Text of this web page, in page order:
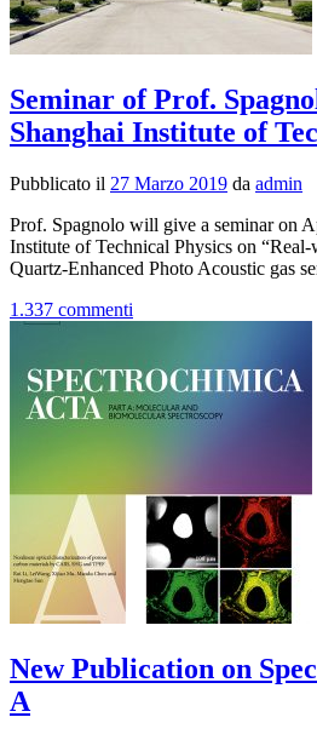
Seminar of Prof.
Shanghai Institute of
Pubblicato il 27 Marzo 2019 da admin
Prof. Spagnolo will give a seminar on
Institute of Technical Physics on
Quartz-Enhanced Photo Acoustic gas
1.337 commenti
New Publication on
A